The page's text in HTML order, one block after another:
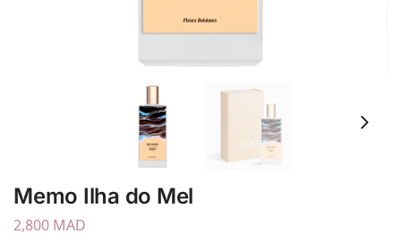
Memo Ilha do Mel
2,800 MAD